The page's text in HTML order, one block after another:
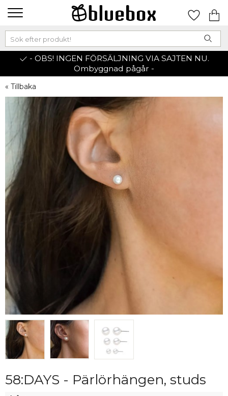
- OBS! INGEN FÖRSÄLJNING VIA SAJTEN NU.
Ombyggnad pågår -
« Tillbaka
58:DAYS - Pärlörhängen, studs